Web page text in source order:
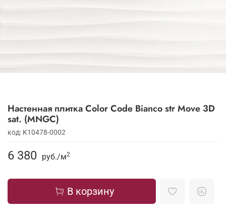
Настенная плитка Color Code Bianco str Move 3D
sat. (MNGC)
код: K10478-0002
6 380 руб./м2
В корзину